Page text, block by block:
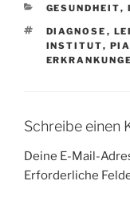
KATEGORIEN
GESUNDHEIT,
DIAGNOSE ,
INSTITUT,
Schreibe einen
Deine E-Mail-
Erforderliche